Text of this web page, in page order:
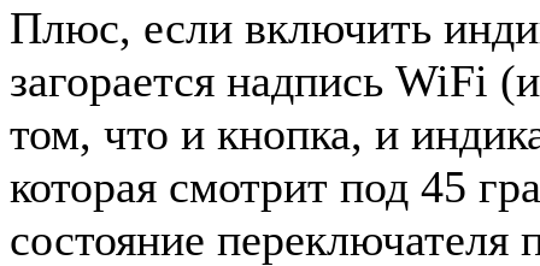
Плюс, если включить
загорается надпись WiFi
том, что и кнопка, и
которая смотрит под 45
состояние переключателя